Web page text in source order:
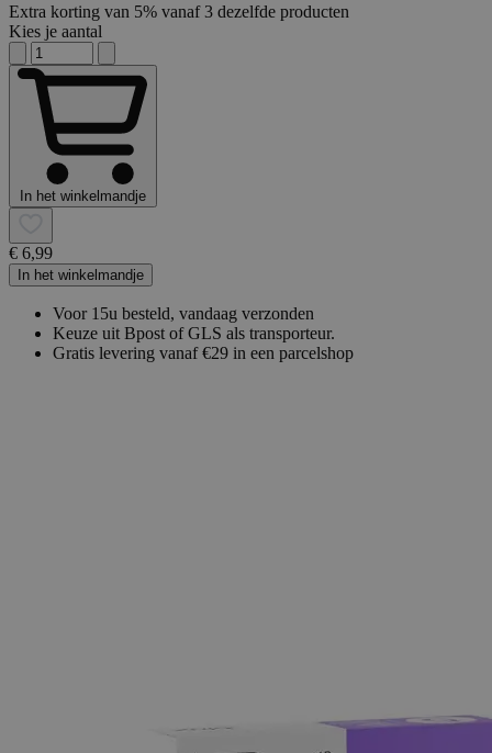
Extra korting van 5% vanaf 3 dezelfde producten
Kies je aantal
In het winkelmandje
€ 6,99
In het winkelmandje
Voor 15u besteld, vandaag verzonden
Keuze uit Bpost of GLS als transporteur.
Gratis levering vanaf €29 in een parcelshop